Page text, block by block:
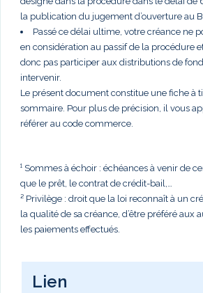
la publication du jugement d’ouverture au
Passé ce délai ultime, votre créance ne
en considération au passif de la procédure
donc pas participer aux distributions de
intervenir.
Le présent document constitue une fiche à
sommaire. Pour plus de précision, il vous
référer au code commerce.
¹ Sommes à échoir : échéances à venir de
que le prêt, le contrat de crédit-bail,…
² Privilège : droit que la loi reconnaît à un
la qualité de sa créance, d’être préféré aux
les paiements effectués.
Lien